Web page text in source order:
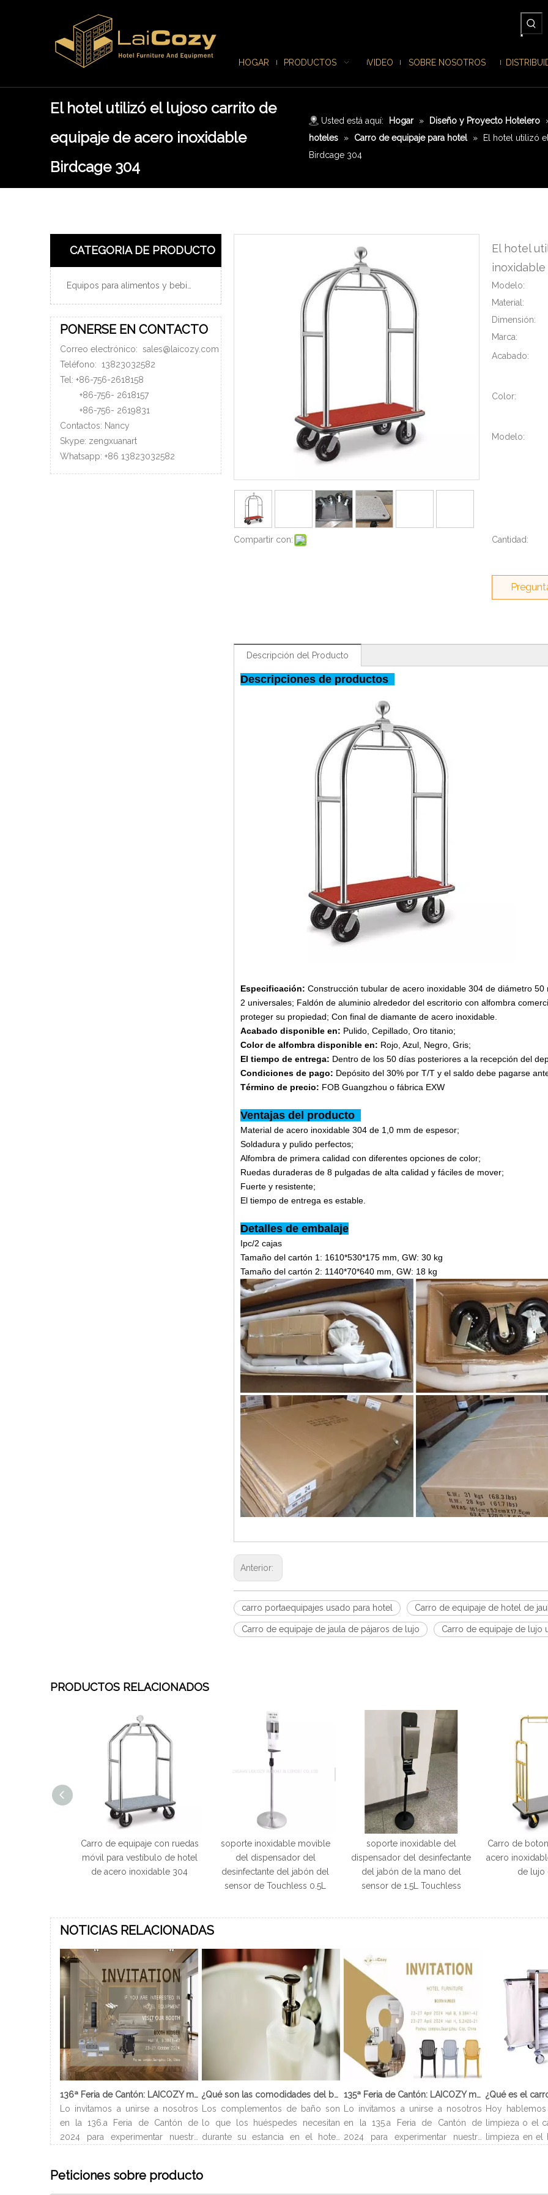
HOGAR PRODUCTOS VIDEO SOBRE NOSOTROS
El hotel utilizó el lujoso carrito de
equipaje de acero inoxidable
Birdcage 304
Usted está aquí: Hogar » Diseño y Proyecto Hotelero
hoteles
» Carro de equipaje para hotel »
El hotel utilizó
Birdcage 304
CATEGORIA DE PRODUCTO
PONERSE EN CONTACTO
Correo electrónico: sales@laicozy.com
Teléfono: 13823032582
Tel: +86-756-2618158
+86-756- 2618157
+86-756- 2619831
Contactos: Nancy
Skype: zengxuanart
Whatsapp: +86 13823032582
Compartir con:
El hotel
Modelo:
Material:
Dimensión:
Marca:
Acabado:
Color:
Modelo:
Cantidad:
Descripción del Producto
Descripciones de productos
Especificación: Construcción tubular de acero inoxidable 304 de diámetro
2 universales; Faldón de aluminio alrededor del escritorio con alfombra
proteger su propiedad; Con final de diamante de acero inoxidable.
Acabado disponible en: Pulido, Cepillado, Oro titanio;
Color de alfombra disponible en: Rojo, Azul, Negro, Gris;
El tiempo de entrega: Dentro de los 50 días posteriores a la recepción del
Condiciones de pago: Depósito del 30% por T/T y el saldo debe pagarse
Término de precio: FOB Guangzhou o fábrica EXW
Ventajas del producto
Material de acero inoxidable 304 de 1,0 mm de espesor;
Soldadura y pulido perfectos;
Alfombra de primera calidad con diferentes opciones de color;
Ruedas duraderas de 8 pulgadas de alta calidad y fáciles de mover;
Fuerte y resistente;
El tiempo de entrega es estable.
Detalles de embalaje
Ipc/2 cajas
Tamaño del cartón 1: 1610*530*175 mm, GW: 30 kg
Tamaño del cartón 2: 1140*70*640 mm, GW: 18 kg
Anterior:
carro portaequipajes usado para hotel Carro de equipaje de hotel de
Carro de equipaje de jaula de pájaros de lujo Carro de equipaje de lujo
PRODUCTOS RELACIONADOS
Carro de equipaje con ruedas
móvil para vestíbulo de hotel
de acero inoxidable 304
soporte inoxidable movible
del dispensador del
desinfectante del jabón del
sensor de Touchless 0.5L
soporte inoxidable del
dispensador del desinfectante
del jabón de la mano del
sensor de 1.5L Touchless
Carro de
acero
de lujo
NOTICIAS RELACIONADAS
136ª Feria de Cantón: LAICOZY muestra el futuro de los muebles de hotel y los artículos de buffet
Lo invitamos a unirse a nosotros
en la 136.a Feria de Cantón de
2024 para experimentar nuestra
Esperamos conectarnos con
¿Qué son las comodidades del baño?
Los complementos de baño son
lo que los huéspedes necesitan
durante su estancia en el hotel.
en el baño. Dependiendo del tipo
135ª Feria de Cantón: LAICOZY muestra el futuro de los muebles de hotel y los artículos de buffet
Lo invitamos a unirse a nosotros
en la 135.a Feria de Cantón de
2024 para experimentar nuestra
Hoy
limpieza o el
limpieza en el
Peticiones sobre producto